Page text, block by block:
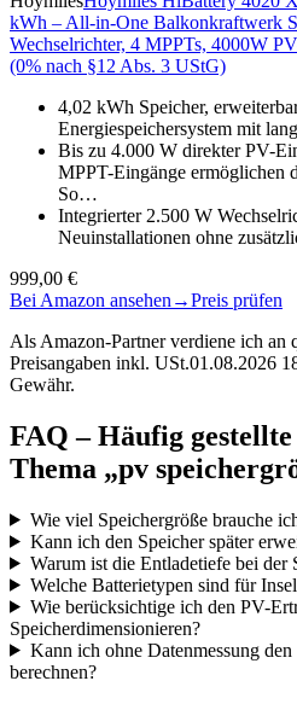
kWh – All-in-One Balkonkraftwerk
Wechselrichter, 4 MPPTs, 4000W
(0% nach §12 Abs. 3 UStG)
4,02 kWh Speicher,
Energiespeichersystem mit
Bis zu 4.000 W direkter PV-
MPPT-Eingänge ermöglichen
So…
Integrierter 2.500 W
Neuinstallationen ohne
999,00 €
Bei Amazon ansehen →Preis prüfen
Als Amazon-Partner verdiene ich an
Preisangaben inkl. USt.01.08.2026
Gewähr.
FAQ – Häufig
Thema „pv
Wie viel Speichergröße brauche
Kann ich den Speicher später
Warum ist die Entladetiefe bei der
Welche Batterietypen sind für
Wie berücksichtige ich den PV-
Speicherdimensionieren?
Kann ich ohne Datenmessung
berechnen?